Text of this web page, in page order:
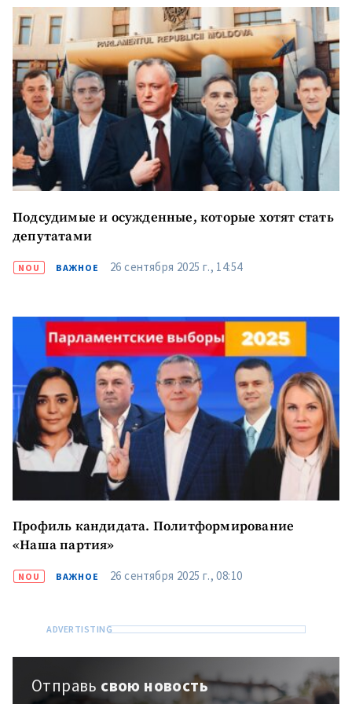
Подсудимые и осужденные, которые хотят стать
депутатами
NOU ВАЖНОЕ 26 сентября 2025 г., 14:54
Профиль кандидата. Политформирование
«Наша партия»
NOU ВАЖНОЕ 26 сентября 2025 г., 08:10
Отправь свою новость